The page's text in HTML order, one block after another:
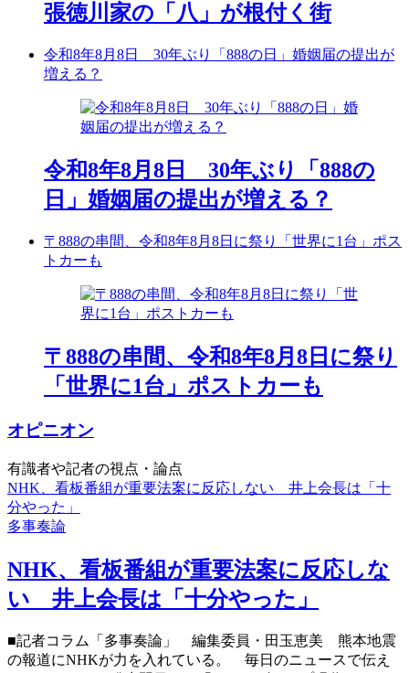
張徳川家の「八」が根付く街
令和8年8月8日 30年ぶり「888の日」婚姻届の提出が
増える？
令和8年8月8日 30年ぶり「888の
日」婚姻届の提出が増える？
〒888の串間、令和8年8月8日に祭り「世界に1台」ポス
トカーも
〒888の串間、令和8年8月8日に祭り
「世界に1台」ポストカーも
オピニオン
有識者や記者の視点・論点
NHK、看板番組が重要法案に反応しない 井上会長は「十
分やった」
多事奏論
NHK、看板番組が重要法案に反応しな
い 井上会長は「十分やった」
■記者コラム「多事奏論」 編集委員・田玉恵美 熊本地震
の報道にNHKが力を入れている。 毎日のニュースで伝え